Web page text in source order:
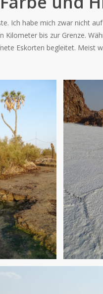
Ich habe mich zwar nicht
bis zur Grenze.
Eskorten begleitet. Meist